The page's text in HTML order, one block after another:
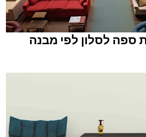
ספה לסלון לפי מבנה